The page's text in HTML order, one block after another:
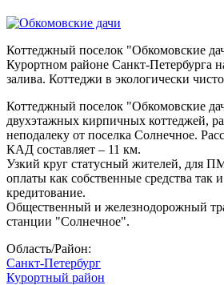
Коттеджный поселок "Обкомовские
Курортном районе Санкт-Петербурга
залива. Коттеджи в экологически
Коттеджный поселок "Обкомовские
двухэтажных кирпичных коттеджей,
неподалеку от поселка Солнечное.
КАД составляет – 11 км.
Узкий круг статусный жителей, для
оплаты как собственные средства так
кредитование.
Общественный и железнодорожный
станции "Солнечное".
Область/Район:
Санкт-Петербург
Курортный район